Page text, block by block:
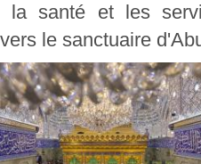
la santé et les
le sanctuaire